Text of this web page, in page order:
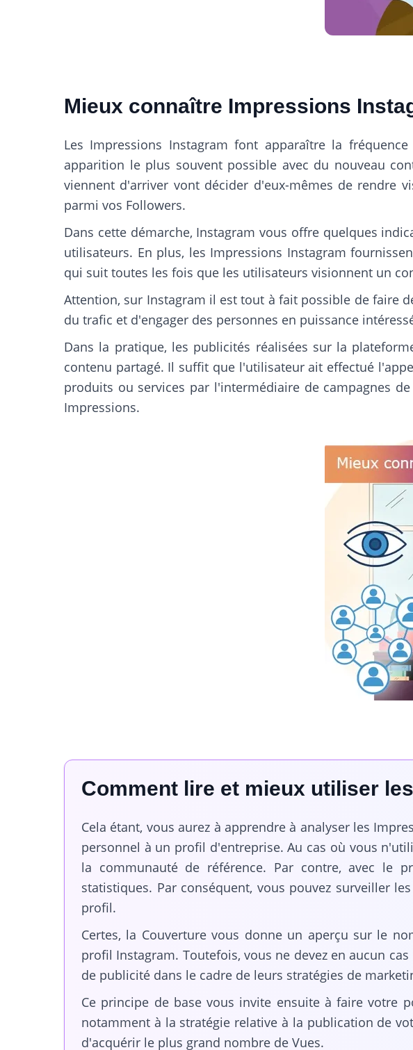
Mieux connaître Impressions
Les Impressions Instagram font apparaître la
apparition le plus souvent possible avec du nouveau
viennent d'arriver vont décider d'eux-mêmes de rendre
parmi vos Followers.
Dans cette démarche, Instagram vous offre quelques
utilisateurs. En plus, les Impressions Instagram
qui suit toutes les fois que les utilisateurs visionnent un
Attention, sur Instagram il est tout à fait possible de faire
du trafic et d'engager des personnes en puissance
Dans la pratique, les publicités réalisées sur la
contenu partagé. Il suffit que l'utilisateur ait effectué
produits ou services par l'intermédiaire de campagnes
Impressions.
Comment lire et mieux utiliser
Cela étant, vous aurez à apprendre à analyser les
personnel à un profil d'entreprise. Au cas où vous
la communauté de référence. Par contre, avec le
statistiques. Par conséquent, vous pouvez surveiller
profil.
Certes, la Couverture vous donne un aperçu sur le
profil Instagram. Toutefois, vous ne devez en aucun
de publicité dans le cadre de leurs stratégies de
Ce principe de base vous invite ensuite à faire votre
notamment à la stratégie relative à la publication de
d'acquérir le plus grand nombre de Vues.